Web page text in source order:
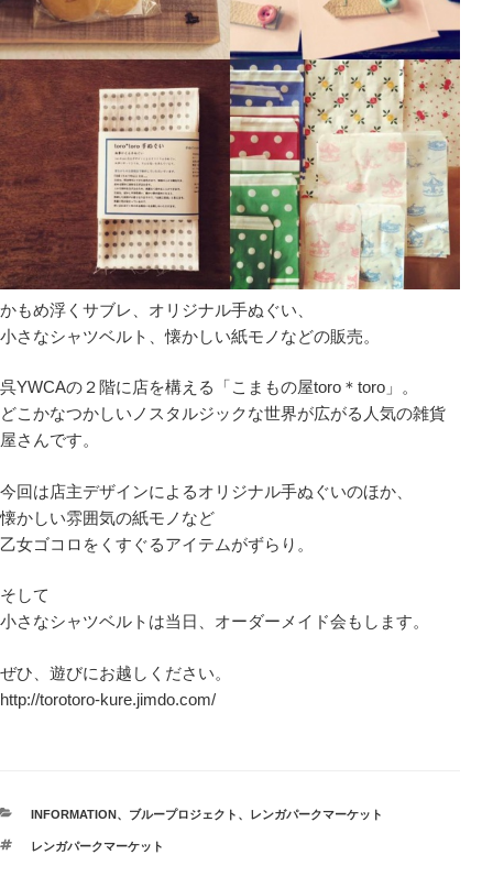
かもめ浮くサブレ、オリジナル手ぬぐい、
小さなシャツベルト、懐かしい紙モノなどの販売。
呉YWCAの２階に店を構える「こまもの屋toro＊toro」。
どこかなつかしいノスタルジックな世界が広がる人気の雑貨
屋さんです。
今回は店主デザインによるオリジナル手ぬぐいのほか、
懐かしい雰囲気の紙モノなど
乙女ゴコロをくすぐるアイテムがずらり。
そして
小さなシャツベルトは当日、オーダーメイド会もします。
ぜひ、遊びにお越しください。
http://torotoro-kure.jimdo.com/
カ
ゴ
INFORMATION 、 ブループロジェクト 、 レンガパークマーケット
タ
レンガパークマーケット